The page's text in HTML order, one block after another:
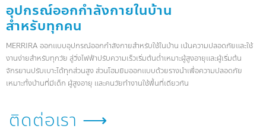
อุปกรณ์ออกกำลังกายในบ้าน
สำหรับทุกคน
MERRIRA ออกแบบอุปกรณ์ออกกำลังกายสำหรับใช้ในบ้าน เน้นความปลอดภัยและใช้
งานง่ายสำหรับทุกวัย ลู่วิ่งไฟฟ้าปรับความเร็วเริ่มต้นต่ำเหมาะผู้สูงอายุและผู้เริ่มต้น
จักรยานปรับเบาะได้ทุกส่วนสูง ส่วนโฮมยิมออกแบบด้วยรางนำเพื่อความปลอดภัย
เหมาะทั้งบ้านที่มีเด็ก ผู้สูงอายุ และคนวัยทำงานใช้พื้นที่เดียวกัน
ติดต่อเรา ⟶